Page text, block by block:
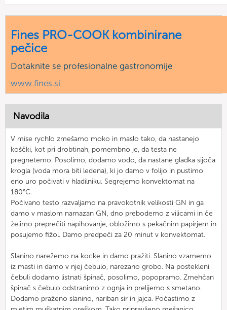
Fines PRO-COOK kombinirane
pečice
Dotaknite se profesionalne gastronomije
www.fines.si
Navodila
V míse rychlo zmešamo moko in maslo tako, da nastanejo
koščki, kot pri drobtinah, pomembno je, da testa ne
pregnetemo. Posolimo, dodamo vodo, da nastane gladka sijoča
krogla (voda mora biti ledena), ki jo damo v folijo in pustimo
eno uro počivati v hladilniku. Segrejemo konvektomat na
180°C.
Počivano testo razvaljamo na pravokotnik velikosti GN in ga
damo v maslom namazan GN, dno prebodemo z vilicami in če
želimo preprečiti napihovanje, obložimo s pekačnim papirjem in
posujemo fižol. Damo predpeči za 20 minut v konvektomat.
Slanino narežemo na kocke in damo pražiti. Slanino vzamemo
iz masti in damo v njej čebulo, narezano grobo. Na postekleni
čebuli dodamo listnati špinač, posolimo, popopramo. Zmehčan
špinač s čebulo odstranimo z ognja in prelijemo s smetano.
Dodamo praženo slanino, nariban sir in jajca. Počastimo z